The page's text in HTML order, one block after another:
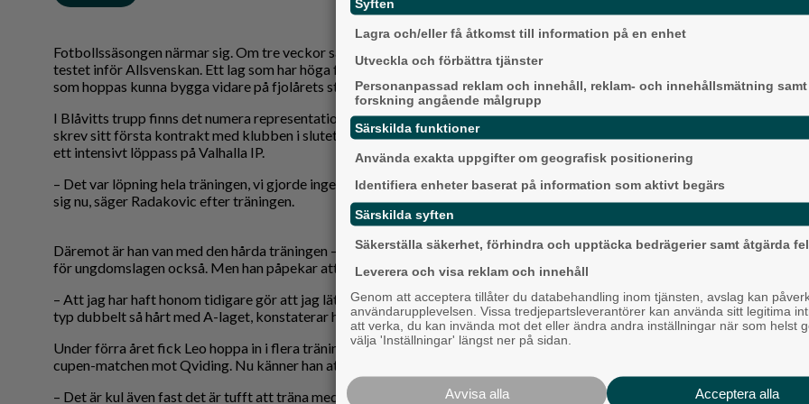
Fotbollssäsongen närmar sig. Om tre veckor sätter Svenska cupen igång – det första riktiga
testet inför Allsvenskan. Ett lag som har höga förhoppningar inför säsongen är IFK Göteborg –
som hoppas kunna bygga vidare på fjolårets starka fjärdeplats.
I Blåvitts trupp finns det numera representation från Askim – 18-årige Leo Radakovic, som
skrev sitt första kontrakt med klubben i slutet av november. Lokalpressen träffar honom efter
ett intensivt löppass på Valhalla IP.
– Det var löpning hela träningen, vi gjorde inget annat. Det var hemskt, men man börjar vänja
sig nu, säger Radakovic efter träningen.
Däremot är han van med den hårda träningen – fystränaren Hakeem Araba är nämligen just det
för ungdomslagen också. Men han påpekar att herrlagets fyspass är betydligt jobbigare.
– Att jag har haft honom tidigare gör att jag lättare har kunnat komma in i tempot, men han kör
typ dubbelt så hårt med A-laget, konstaterar han.
Under förra året fick Leo hoppa in i flera träningsmatcher, samt spela en halvlek i Svenska
cupen-matchen mot Qviding. Nu känner han att han börjar komma in i tempot.
– Det är kul även fast det är tufft att träna med A-laget. Det är såklart ett annat tempo här
Ny pastor i
Långared
Bjöds på trummor,
Syften
Lagra och/eller få åtkomst till information på en enhet
Utveckla och förbättra tjänster
Personanpassad reklam och innehåll, reklam- och innehållsmätning samt
forskning angående målgrupp
Särskilda funktioner
Använda exakta uppgifter om geografisk positionering
Identifiera enheter baserat på information som aktivt begärs
Särskilda syften
Säkerställa säkerhet, förhindra och upptäcka bedrägerier samt åtgärda fel
Leverera och visa reklam och innehåll
Genom att acceptera tillåter du databehandling inom tjänsten, avslag kan
användarupplevelsen. Vissa tredjepartsleverantörer kan använda sitt legitima
att verka, du kan invända mot det eller ändra andra inställningar när som helst
välja 'Inställningar' längst ner på sidan.
Acceptera alla
Avvisa alla